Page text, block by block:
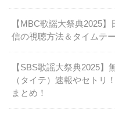
【MBC歌謡大祭典2025
信の視聴方法＆タイムテ
【SBS歌謡大祭典2025
（タイテ）速報やセトリ
まとめ！